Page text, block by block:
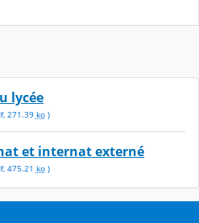
lycée
, 271.39 ko)
et internat externé
, 475.21 ko)